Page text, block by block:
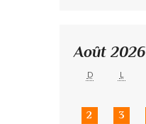
Août 2026
D L
2
3